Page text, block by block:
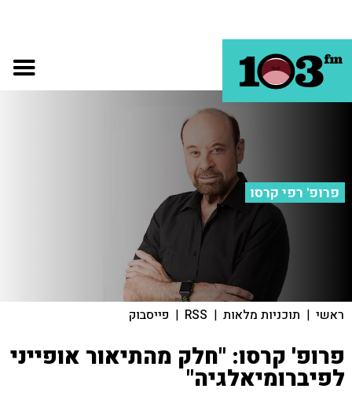
פרופ' רפי קרסו
ראשי | תוכניות מלאות |
RSS
| פייסבוק
פרופ' קרסו: "חלק מהתיאור אופייני
לפיברומיאלגיה"